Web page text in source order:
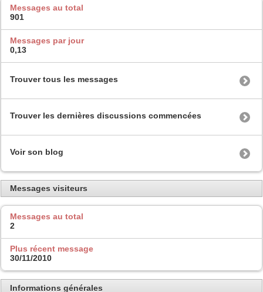
Messages au total
901
Messages par jour
0,13
Trouver tous les messages
Trouver les dernières discussions commencées
Voir son blog
Messages visiteurs
Messages au total
2
Plus récent message
30/11/2010
Informations générales